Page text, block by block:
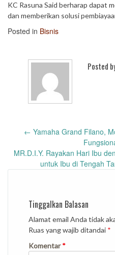
KC Rasuna Said berharap dapat
dan memberikan solusi
Posted in Bisnis
Posted
← Yamaha Grand Filano,
MR.D.I.Y. Rayakan Hari Ibu
untuk Ibu di Tengah
Tinggalkan Balasan
Alamat email Anda tidak
Ruas yang wajib ditandai *
Komentar*